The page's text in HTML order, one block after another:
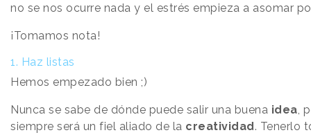
no se nos ocurre nada y el estrés empieza a asomar
¡Tomamos nota!
1. Haz listas
Hemos empezado bien ;)
Nunca se sabe de dónde puede salir una buena idea ,
siempre será un fiel aliado de la creatividad. Tenerlo